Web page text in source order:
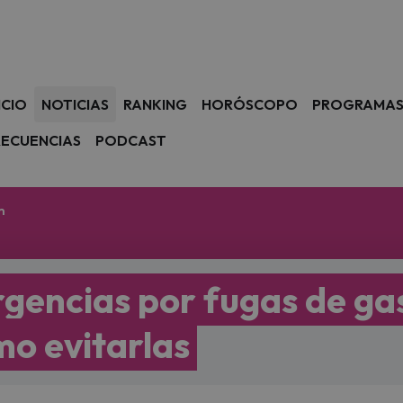
NOTICIAS RANKING HORÓSCOPO PROGRAMAS
PODCAST
por fugas de
evitarlas